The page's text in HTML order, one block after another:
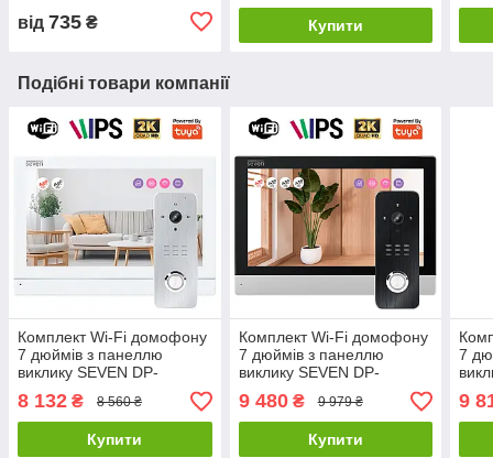
від 735 ₴ Купити
Подібні товари компанії
Комплект Wi-Fi домофону
7 дюймів з панеллю
виклику SEVEN DP-
7576/07Kit white
8 132 ₴ 8 560 ₴
Купити
Комплект Wi-Fi домофону
7 дюймів з панеллю
виклику SEVEN DP-
7579/07Kit black
9 480₴ 9 979 ₴
Купити
7
9